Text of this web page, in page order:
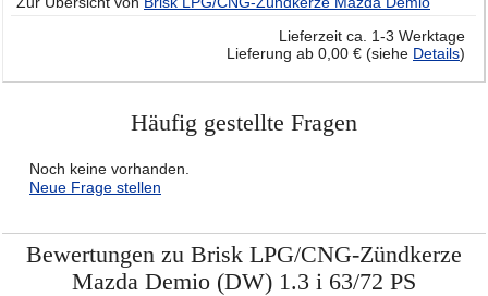
Lieferzeit ca. 1-3 Werktage
Lieferung ab 0,00 € (siehe Details)
Häufig gestellte Fragen
Noch keine vorhanden.
Neue Frage stellen
Bewertungen zu Brisk LPG/CNG-Zündkerze
Mazda Demio (DW) 1.3 i 63/72 PS